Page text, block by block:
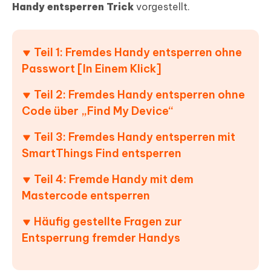
Handy entsperren Trick vorgestellt.
Teil 1: Fremdes Handy entsperren ohne
Passwort [In Einem Klick]
Teil 2: Fremdes Handy entsperren ohne
Code über „Find My Device“
Teil 3: Fremdes Handy entsperren mit
SmartThings Find entsperren
Teil 4: Fremde Handy mit dem
Mastercode entsperren
Häufig gestellte Fragen zur
Entsperrung fremder Handys